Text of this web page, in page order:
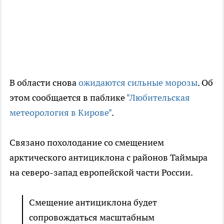
В области сноваожидаются сильные морозы. Об
этом сообщается в паблике"Любительская
метеорология в Кирове".
Связано похолодание со смещением
арктического антициклона с районов Таймыра
на северо-запад европейской части России.
Смещение антициклона будет
сопровождаться масштабным